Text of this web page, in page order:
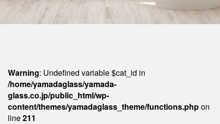
Warning: Undefined variable $cat_id in
/home/yamadaglass/yamada-
glass.co.jp/public_html/wp-
content/themes/yamadaglass_theme/functions.phpon
line211